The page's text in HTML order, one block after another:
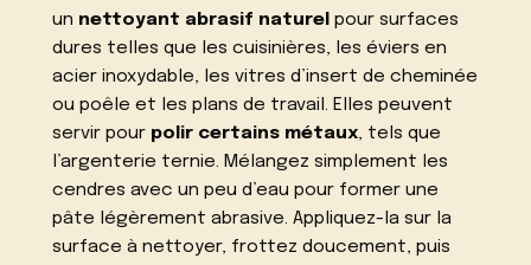
un nettoyant abrasif naturel pour surfaces
dures telles que les cuisinières, les éviers en
acier inoxydable, les vitres d’insert de cheminée
ou poêle et les plans de travail. Elles peuvent
servir pour polir certains métaux, tels que
l’argenterie ternie. Mélangez simplement les
cendres avec un peu d’eau pour former une
pâte légèrement abrasive. Appliquez-la sur la
surface à nettoyer, frottez doucement, puis